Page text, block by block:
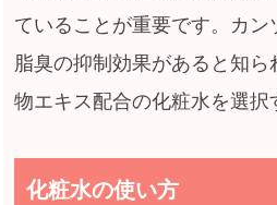
ていることが重要です。カ
脂臭の抑制効果があると知
物エキス配合の化粧水を選択
化粧水の使い方